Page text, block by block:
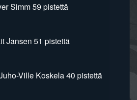
Simm 59 pistettä
Jansen 51 pistettä
Ville Koskela 40 pistettä